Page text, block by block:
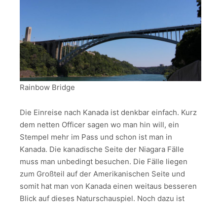
Rainbow Bridge
Die Einreise nach Kanada ist denkbar einfach. Kurz
dem netten Officer sagen wo man hin will, ein
Stempel mehr im Pass und schon ist man in
Kanada. Die kanadische Seite der Niagara Fälle
muss man unbedingt besuchen. Die Fälle liegen
zum Großteil auf der Amerikanischen Seite und
somit hat man von Kanada einen weitaus besseren
Blick auf dieses Naturschauspiel. Noch dazu ist